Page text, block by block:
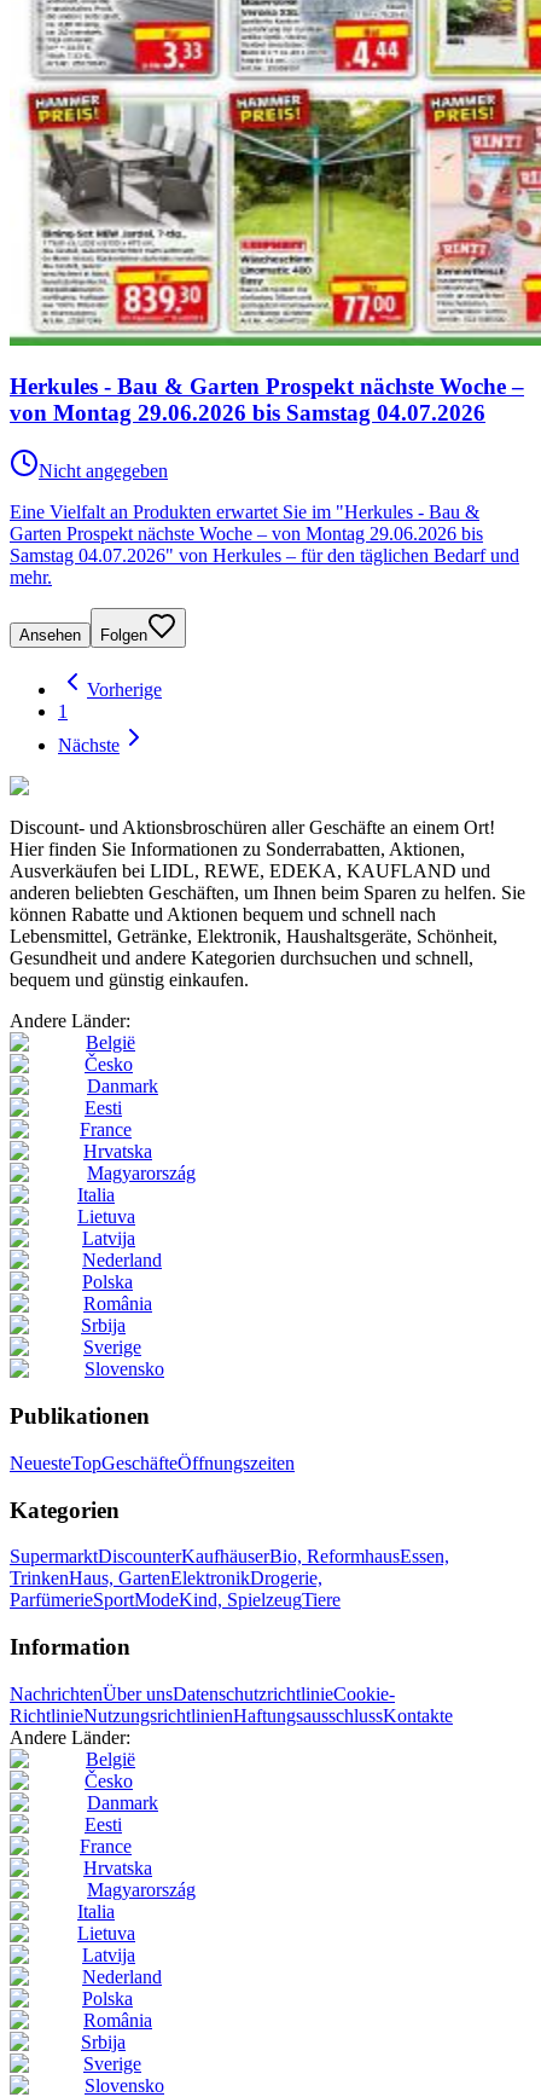
Herkules - Bau & Garten Prospekt nächste Woche –
von Montag 29.06.2026 bis Samstag 04.07.2026
Nicht angegeben
Eine Vielfalt an Produkten erwartet Sie im "Herkules - Bau &
Garten Prospekt nächste Woche – von Montag 29.06.2026 bis
Samstag 04.07.2026" von Herkules – für den täglichen Bedarf und
mehr.
Ansehen Folgen
Vorherige
1
Nächste
Discount- und Aktionsbroschüren aller Geschäfte an einem Ort!
Hier finden Sie Informationen zu Sonderrabatten, Aktionen,
Ausverkäufen bei LIDL, REWE, EDEKA, KAUFLAND und
anderen beliebten Geschäften, um Ihnen beim Sparen zu helfen. Sie
können Rabatte und Aktionen bequem und schnell nach
Lebensmittel, Getränke, Elektronik, Haushaltsgeräte, Schönheit,
Gesundheit und andere Kategorien durchsuchen und schnell,
bequem und günstig einkaufen.
Andere Länder:
België
Česko
Danmark
Eesti
France
Hrvatska
Magyarország
Italia
Lietuva
Latvija
Nederland
Polska
România
Srbija
Sverige
Slovensko
Publikationen
NeuesteTopGeschäfteÖffnungszeiten
Kategorien
SupermarktDiscounterKaufhäuserBio, ReformhausEssen,
TrinkenHaus, GartenElektronikDrogerie,
ParfümerieSportModeKind, SpielzeugTiere
Information
NachrichtenÜber unsDatenschutzrichtlinieCookie-
RichtlinieNutzungsrichtlinienHaftungsausschlussKontakte
Andere Länder:
België
Česko
Danmark
Eesti
France
Hrvatska
Magyarország
Italia
Lietuva
Latvija
Nederland
Polska
România
Srbija
Sverige
Slovensko